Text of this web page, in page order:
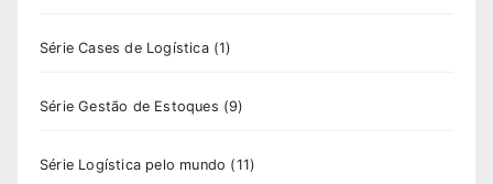
Série Cases de Logística(1)
Série Gestão de Estoques (9)
Série Logística pelo mundo (11)